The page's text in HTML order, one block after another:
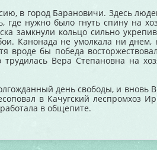
в город Барановичи. Здесь
где нужно было гнуть спину на
замкнули кольцо сильно
Канонада не умолкала ни днем,
вроде бы победа
трудилась Вера Степановна на
день свободы, и вновь
в Качугский леспромхоз
в общепите.